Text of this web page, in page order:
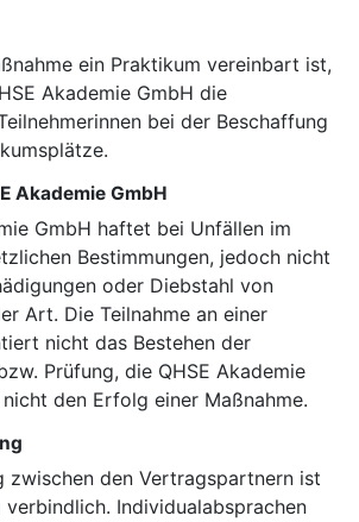
ein Praktikum vereinbart ist,
Akademie GmbH die
bei der Beschaffung
Akademie GmbH
GmbH haftet bei Unfällen im
Bestimmungen, jedoch nicht
oder Diebstahl von
Art. Die Teilnahme an einer
nicht das Bestehen der
Prüfung, die QHSE Akademie
den Erfolg einer Maßnahme.
zwischen den Vertragspartnern ist
Individualabsprachen